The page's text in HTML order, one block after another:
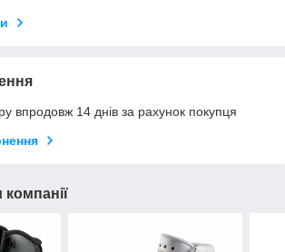
впродовж 14 днів за рахунок покупця
компанії